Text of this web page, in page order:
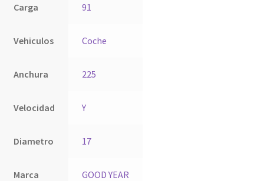
Carga 91
Vehiculos Coche
Anchura 225
Velocidad Y
Diametro 17
Marca GOOD YEAR